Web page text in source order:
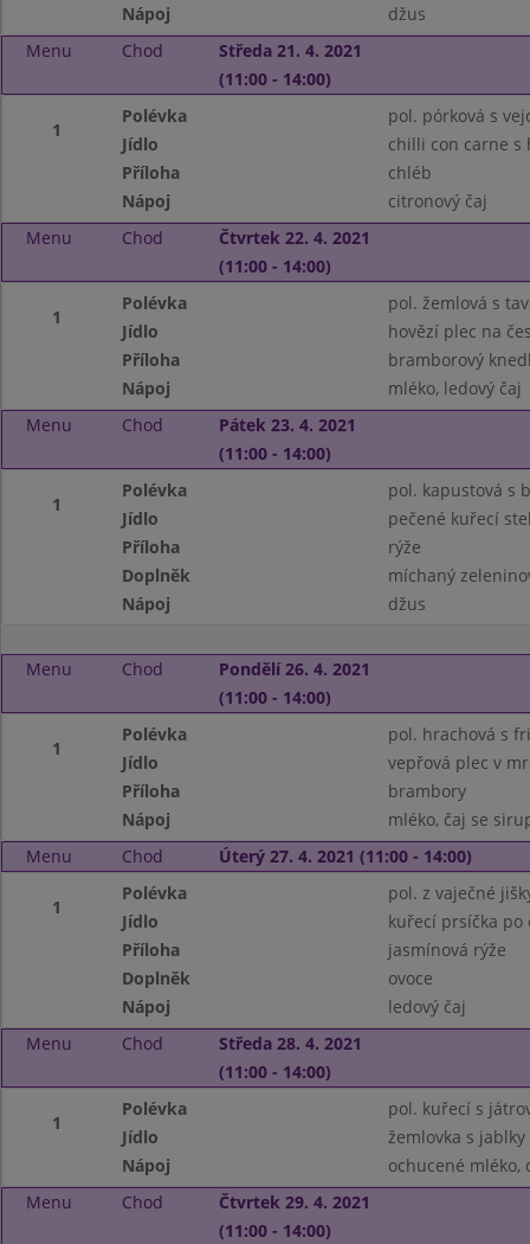
Nápoj
džus
Menu
Chod
Středa 21. 4. 2021
(11:00 - 14:00)
1
Polévka
pol. pórková s
Jídlo
chilli con carne s
Příloha
chléb
Nápoj
citronový čaj
Menu
Chod
Čtvrtek 22. 4. 2021
(11:00 - 14:00)
1
Polévka
pol. žemlová s
Jídlo
hovězí plec na
Příloha
bramborový
Nápoj
mléko, ledový čaj
Menu
Chod
Pátek 23. 4. 2021
(11:00 - 14:00)
1
Polévka
pol. kapustová s
Jídlo
pečené kuřecí
Příloha
rýže
Doplněk
míchaný
Nápoj
džus
Menu Chod
Pondělí 26. 4. 2021
(11:00 - 14:00)
1
Polévka
pol. hrachová s
Jídlo
vepřová plec v
Příloha
brambory
Nápoj
mléko, čaj se
Menu
Chod Úterý 27. 4. 2021 (11:00 - 14:00)
1
Polévka
pol. z vaječné
Jídlo
kuřecí prsíčka po
Příloha
jasmínová rýže
Doplněk
ovoce
Nápoj
ledový čaj
Menu
Chod
Středa 28. 4. 2021
(11:00 - 14:00)
1
Polévka
pol. kuřecí s
Jídlo
žemlovka s
Nápoj
ochucené mléko,
Menu
Chod
Čtvrtek 29. 4. 2021
(11:00 - 14:00)